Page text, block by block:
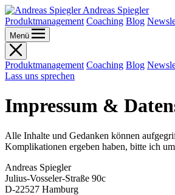
Andreas Spiegler
Produktmanagement Coaching Blog
Menü
Produktmanagement Coaching Blog
Lass uns sprechen
Impressum &
Alle Inhalte und Gedanken können
Komplikationen ergeben haben, bitte ich
Andreas Spiegler
Julius-Vosseler-Straße 90c
D-22527 Hamburg